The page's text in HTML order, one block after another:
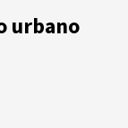
urbano